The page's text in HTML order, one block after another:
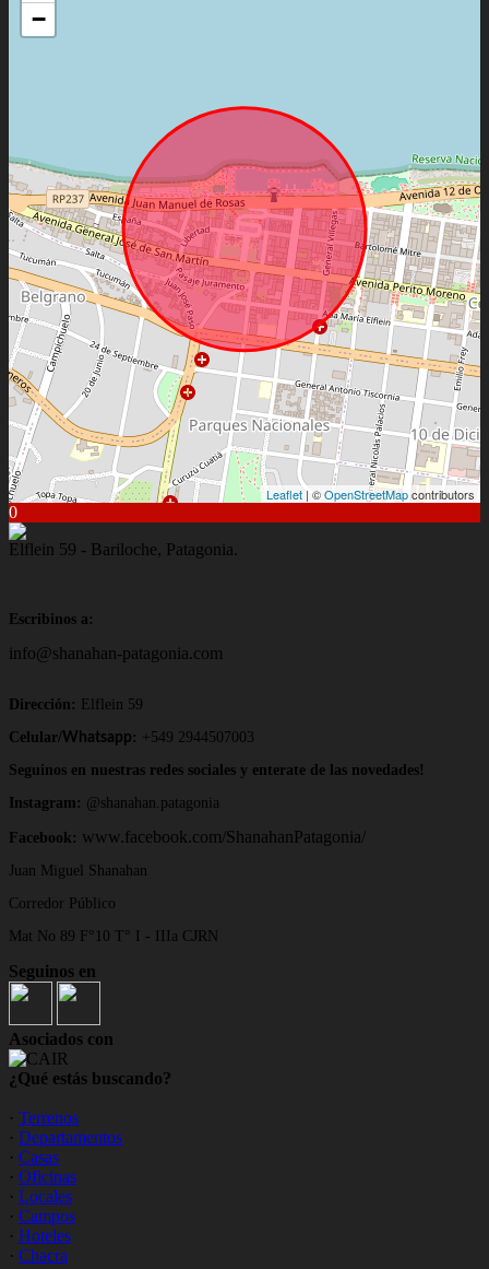
−
Leaflet | ©OpenStreetMapcontributors
0
Elflein 59 - Bariloche, Patagonia.
Escribinos a:
info@shanahan-patagonia.com
Dirección:
Elflein 59
Celular/Whatsapp : +549 2944507003
Seguinos en nuestras redes sociales y enterate de las novedades!
Instagram: @shanahan.patagonia
Facebook: www.facebook.com/ShanahanPatagonia/
Juan Miguel Shanahan
Corredor Público
Mat No 89 F°10 T° I - IIIa CJRN
Seguinos en
Asociados con
¿Qué estás buscando?
· Terrenos
· Departamentos
· Casas
· Oficinas
· Locales
· Campos
· Hoteles
· Chacra